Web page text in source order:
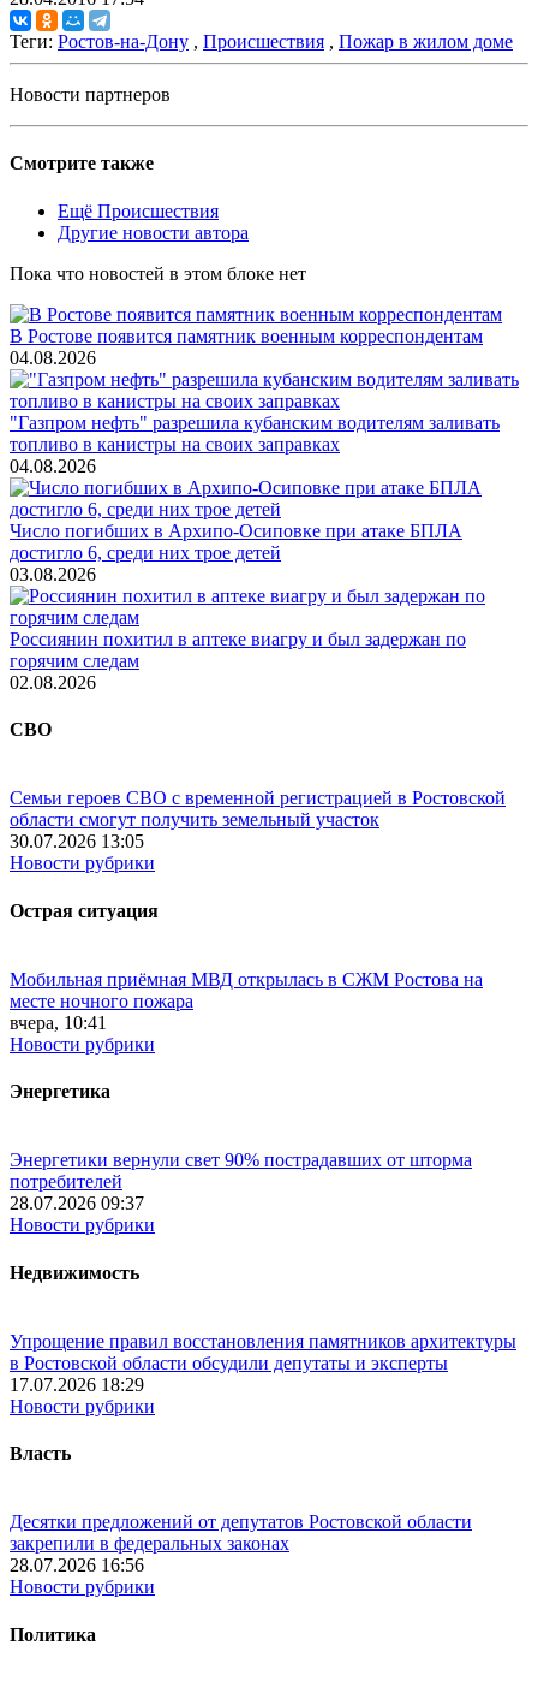
Теги: Ростов-на-Дону , Происшествия , Пожар в жилом доме
Новости партнеров
Смотрите также
Ещё Происшествия
Другие новости автора
Пока что новостей в этом блоке нет
В Ростове появится памятник военным корреспондентам
04.08.2026
"Газпром нефть" разрешила кубанским водителям заливать
топливо в канистры на своих заправках
04.08.2026
Число погибших в Архипо-Осиповке при атаке БПЛА
достигло 6, среди них трое детей
03.08.2026
Россиянин похитил в аптеке виагру и был задержан по
горячим следам
02.08.2026
СВО
Семьи героев СВО с временной регистрацией в Ростовской
области смогут получить земельный участок
30.07.2026 13:05
Новости рубрики
Острая ситуация
Мобильная приёмная МВД открылась в СЖМ Ростова на
месте ночного пожара
вчера, 10:41
Новости рубрики
Энергетика
Энергетики вернули свет 90% пострадавших от шторма
потребителей
28.07.2026 09:37
Новости рубрики
Недвижимость
Упрощение правил восстановления памятников архитектуры
в Ростовской области обсудили депутаты и эксперты
17.07.2026 18:29
Новости рубрики
Власть
Десятки предложений от депутатов Ростовской области
закрепили в федеральных законах
28.07.2026 16:56
Новости рубрики
Политика